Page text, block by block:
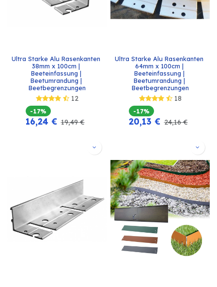
Ultra Starke Alu Rasenkanten
38mm x 100cm |
Beeteinfassung |
Beetumrandung |
Beetbegrenzungen
12
-17%
16,24 € 19,49€
Ultra Starke Alu Rasenkanten
64mm x 100cm |
Beeteinfassung |
Beetumrandung |
Beetbegrenzungen
18
-17%
20,13 € 24,16€